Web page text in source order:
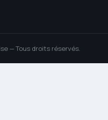
— Tous droits réservés.